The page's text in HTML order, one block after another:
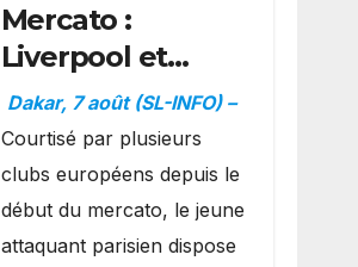
Mercato :
Liverpool et
Dortmund se
positionnent en
favoris pour
recruter Ibrahim
Mbaye
Dakar, 7 août (SL-INFO) –
Courtisé par plusieurs
clubs européens depuis le
début du mercato, le jeune
attaquant parisien dispose